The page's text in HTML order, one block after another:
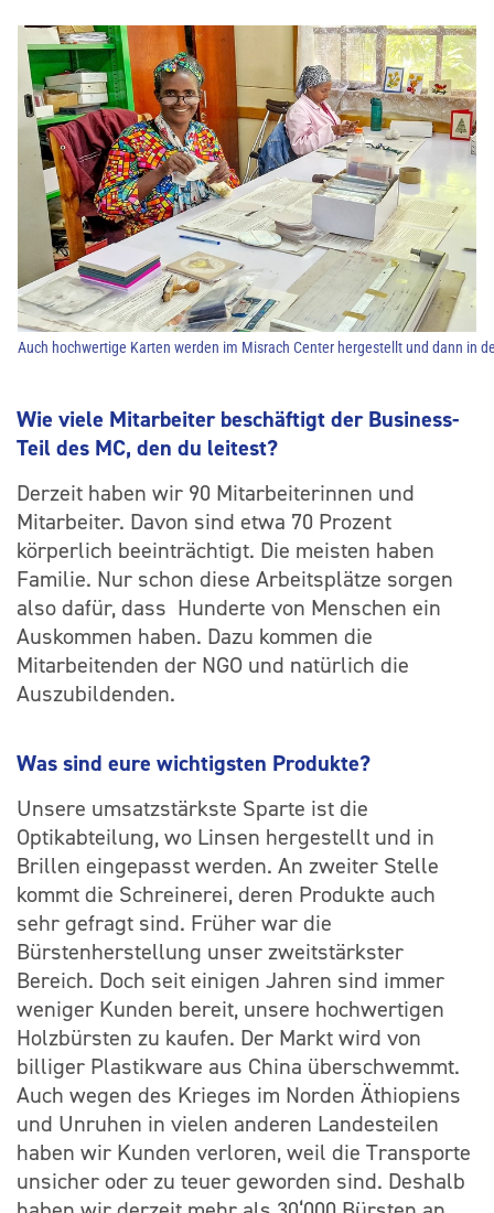
Auch hochwertige Karten werden im Misrach Center hergestellt und dann in
Wie viele Mitarbeiter beschäftigt der Business-
Teil des MC, den du leitest?
Derzeit haben wir 90 Mitarbeiterinnen und
Mitarbeiter. Davon sind etwa 70 Prozent
körperlich beeinträchtigt. Die meisten haben
Familie. Nur schon diese Arbeitsplätze sorgen
also dafür, dass Hunderte von Menschen ein
Auskommen haben. Dazu kommen die
Mitarbeitenden der NGO und natürlich die
Auszubildenden.
Was sind eure wichtigsten Produkte?
Unsere umsatzstärkste Sparte ist die
Optikabteilung, wo Linsen hergestellt und in
Brillen eingepasst werden. An zweiter Stelle
kommt die Schreinerei, deren Produkte auch
sehr gefragt sind. Früher war die
Bürstenherstellung unser zweitstärkster
Bereich. Doch seit einigen Jahren sind immer
weniger Kunden bereit, unsere hochwertigen
Holzbürsten zu kaufen. Der Markt wird von
billiger Plastikware aus China überschwemmt.
Auch wegen des Krieges im Norden Äthiopiens
und Unruhen in vielen anderen Landesteilen
haben wir Kunden verloren, weil die Transporte
unsicher oder zu teuer geworden sind. Deshalb